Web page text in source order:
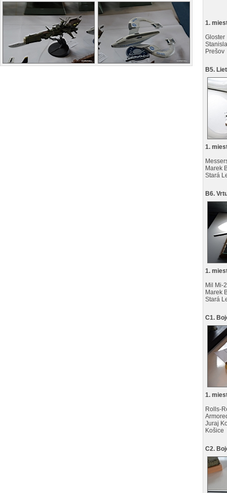
1.
Gloster
Prešov
B5.
1.
Marek
Stará
B6.
1.
Mil Mi-
Marek
Stará
C1.
1.
Rolls-
Juraj
Košice
C2.